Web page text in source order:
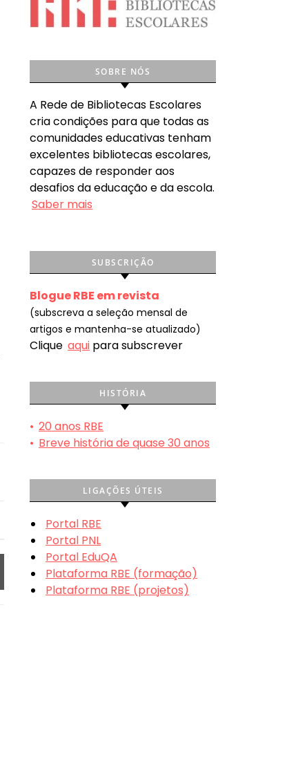
SOBRE NÓS
A Rede de Bibliotecas Escolares
cria condições para que todas as
comunidades educativas tenham
excelentes bibliotecas escolares,
capazes de responder aos
desafios da educação e da escola.
Saber mais
SUBSCRIÇÃO
Blogue RBE em revista
(subscreva a seleção mensal de
artigos e mantenha-se atualizado)
Clique aqui para subscrever
HISTÓRIA
• 20 anos RBE
• Breve história de quase 30 anos
LIGAÇÕES ÚTEIS
Portal RBE
Portal PNL
Portal EduQA
Plataforma RBE (formação)
Plataforma RBE (projetos)